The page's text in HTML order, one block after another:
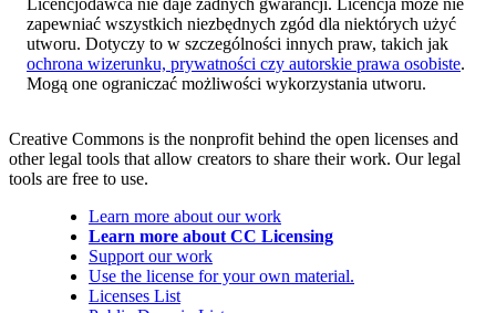
Licencjodawca nie daje żadnych gwarancji. Licencja może nie
zapewniać wszystkich niezbędnych zgód dla niektórych użyć
utworu. Dotyczy to w szczególności innych praw, takich jak
ochrona wizerunku, prywatności czy autorskie prawa osobiste.
Mogą one ograniczać możliwości wykorzystania utworu.
Creative Commons is the nonprofit behind the open licenses and
other legal tools that allow creators to share their work. Our legal
tools are free to use.
Learn more about our work
Learn more about CC Licensing
Support our work
Use the license for your own material.
Licenses List